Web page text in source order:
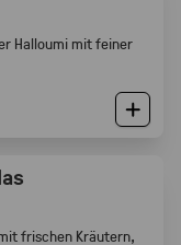
Halloumi mit feiner
frischen Kräutern,